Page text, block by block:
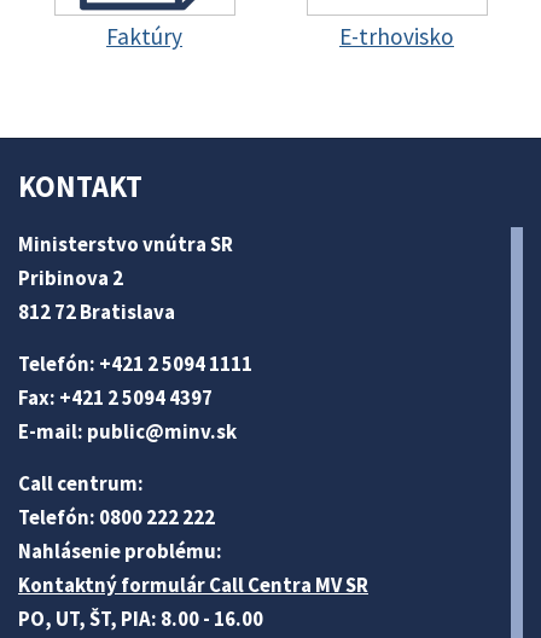
Faktúry E-trhovisko
KONTAKT
Ministerstvo vnútra SR
Pribinova 2
812 72 Bratislava
Telefón: +421 2 5094 1111
Fax: +421 2 5094 4397
E-mail: public@minv.sk
Call centrum:
Telefón: 0800 222 222
Nahlásenie problému:
Kontaktný formulár Call Centra MV SR
PO, UT, ŠT, PIA: 8.00 - 16.00